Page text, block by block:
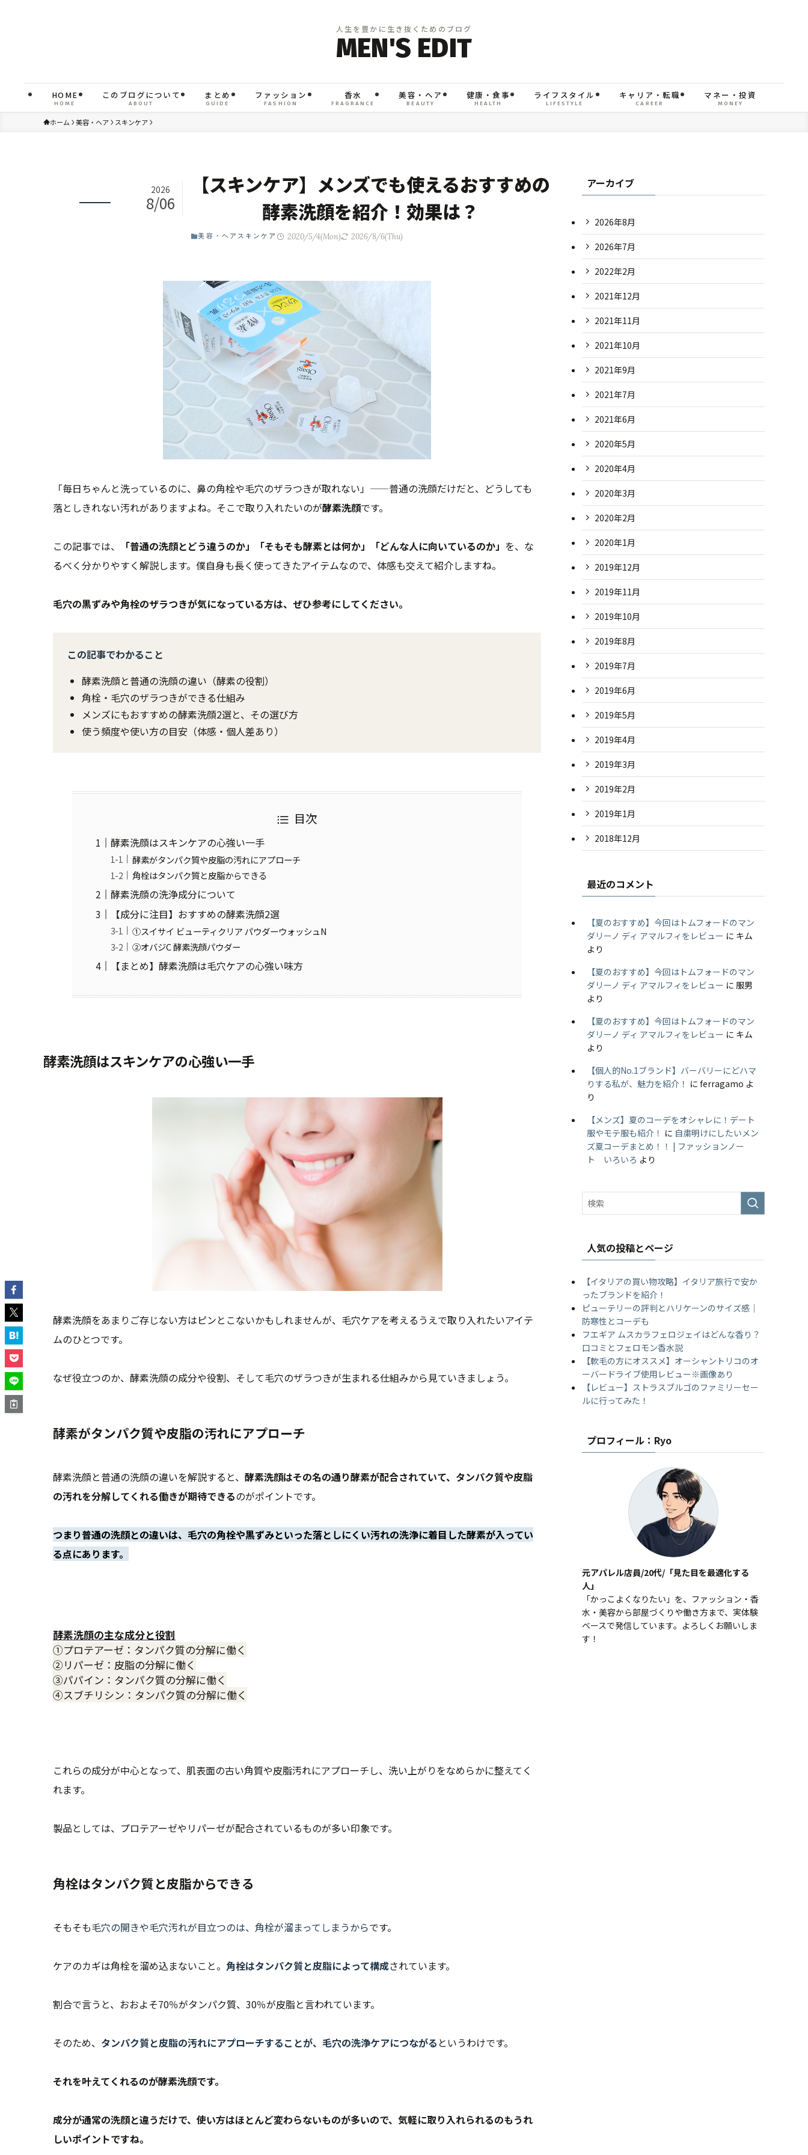
HOME
HOME
このブログについて
ABOUT
まとめ
GUIDE
ファッション
FASHION
香水
FRAGRANCE
美容・ヘア
BEAUTY
健康・食事
HEALTH
ライフスタイル
LIFESTYLE
キャリア・転職
CAREER
マネー・投資
MONEY
ホーム 美容・ヘア スキンケア
【スキンケア】メンズでも使えるおすすめの
酵素洗顔を紹介！効果は？
2026
8/06
美容・ヘア スキンケア 2020/5/4(Mon) 2026/8/6(Thu)
「毎日ちゃんと洗っているのに、鼻の角栓や毛穴のザラつきが取れない」——普通の洗顔だけだと、どうしても
落としきれない汚れがありますよね。そこで取り入れたいのが酵素洗顔です。
この記事では、 「普通の洗顔とどう違うのか」「そもそも酵素とは何か」「どんな人に向いているのか」 を、な
るべく分かりやすく解説します。僕自身も長く使ってきたアイテムなので、体感も交えて紹介しますね。
毛穴の黒ずみや角栓のザラつきが気になっている方は、ぜひ参考にしてください。
この記事でわかること
酵素洗顔と普通の洗顔の違い（酵素の役割）
角栓・毛穴のザラつきができる仕組み
メンズにもおすすめの酵素洗顔2選と、その選び方
使う頻度や使い方の目安（体感・個人差あり）
目次
酵素洗顔はスキンケアの心強い一手
酵素がタンパク質や皮脂の汚れにアプローチ
角栓はタンパク質と皮脂からできる
酵素洗顔の洗浄成分について
【成分に注目】おすすめの酵素洗顔2選
①スイサイ ビューティクリア パウダーウォッシュN
②オバジC 酵素洗顔パウダー
【まとめ】酵素洗顔は毛穴ケアの心強い味方
酵素洗顔はスキンケアの心強い一手
酵素洗顔をあまりご存じない方はピンとこないかもしれませんが、毛穴ケアを考えるうえで取り入れたいアイテ
ムのひとつです。
なぜ役立つのか、酵素洗顔の成分や役割、そして毛穴のザラつきが生まれる仕組みから見ていきましょう。
酵素がタンパク質や皮脂の汚れにアプローチ
酵素洗顔と普通の洗顔の違いを解説すると、 酵素洗顔はその名の通り酵素が配合されていて、タンパク質や皮脂
の汚れを分解してくれる働きが期待できるのがポイントです。
つまり普通の洗顔との違いは、毛穴の角栓や黒ずみといった落としにくい汚れの洗浄に着目した酵素が入ってい
る点にあります。
酵素洗顔の主な成分と役割
①プロテアーゼ：タンパク質の分解に働く
②リパーゼ：皮脂の分解に働く
③パパイン：タンパク質の分解に働く
④スブチリシン：タンパク質の分解に働く
これらの成分が中心となって、肌表面の古い角質や皮脂汚れにアプローチし、洗い上がりをなめらかに整えてく
れます。
製品としては、プロテアーゼやリパーゼが配合されているものが多い印象です。
角栓はタンパク質と皮脂からできる
そもそも毛穴の開きや毛穴汚れが目立つのは、角栓が溜まってしまうからです。
ケアのカギは角栓を溜め込まないこと。 角栓はタンパク質と皮脂によって構成されています。
割合で言うと、おおよそ70％がタンパク質、30％が皮脂と言われています。
そのため、 タンパク質と皮脂の汚れにアプローチすることが、毛穴の洗浄ケアにつながる というわけです。
それを叶えてくれるのが酵素洗顔です。
成分が通常の洗顔と違うだけで、使い方はほとんど変わらないものが多いので、気軽に取り入れられるのもうれ
しいポイントですね。
アーカイブ
2026年8月
2026年7月
2022年2月
2021年12月
2021年11月
2021年10月
2021年9月
2021年7月
2021年6月
2020年5月
2020年4月
2020年3月
2020年2月
2020年1月
2019年12月
2019年11月
2019年10月
2019年8月
2019年7月
2019年6月
2019年5月
2019年4月
2019年3月
2019年2月
2019年1月
2018年12月
最近のコメント
【夏のおすすめ】今回はトムフォードのマン
ダリーノ ディ アマルフィをレビュー に キム
より
【夏のおすすめ】今回はトムフォードのマン
ダリーノ ディ アマルフィをレビュー に 服男
より
【夏のおすすめ】今回はトムフォードのマン
ダリーノ ディ アマルフィをレビュー に キム
より
【個人的No.1ブランド】バーバリーにどハマ
りする私が、魅力を紹介！ に ferragamo よ
り
【メンズ】夏のコーデをオシャレに！デート
服やモテ服も紹介！ に 自粛明けにしたいメン
ズ夏コーデまとめ！！ | ファッションノー
ト いろいろ より
人気の投稿とページ
【イタリアの買い物攻略】イタリア旅行で安か
ったブランドを紹介！
ピューテリーの評判とハリケーンのサイズ感｜
防寒性とコーデも
フエギア ムスカラフェロジェイはどんな香り？
口コミとフェロモン香水説
【軟毛の方にオススメ】オーシャントリコのオ
ーバードライブ使用レビュー※画像あり
【レビュー】ストラスブルゴのファミリーセー
ルに行ってみた！
プロフィール：Ryo
元アパレル店員/20代/「見た目を最適化する
人」
「かっこよくなりたい」を、ファッション・香
水・美容から部屋づくりや働き方まで、実体験
ベースで発信しています。よろしくお願いしま
す！